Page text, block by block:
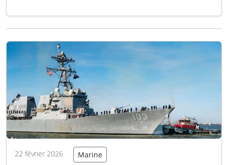
rappelant l’importance de la maintenance et
armées. Un avion de chasse F-16 de…Lire la
suite
22 février 2026 Marine